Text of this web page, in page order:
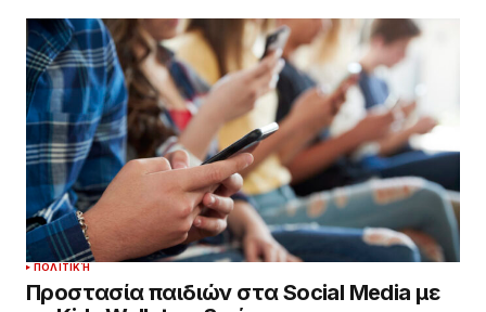
ΠΟΛΙΤΙΚΉ
Προστασία παιδιών στα Social Media με